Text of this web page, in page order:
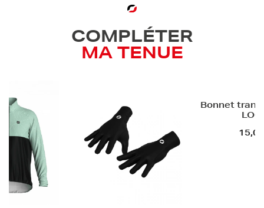
COMPLÉTER
MA TENUE
Bonnet transformable -
LOGO
15,00 €
Maillot vélo
longues